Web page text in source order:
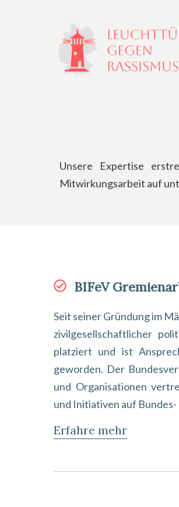
Unsere Expertise
Mitwirkungsarbeit auf
BIFeV
Seit seiner Gründung im
zivilgesellschaftlicher
platziert und ist
geworden. Der
und Organisationen
und Initiativen auf
Erfahre mehr